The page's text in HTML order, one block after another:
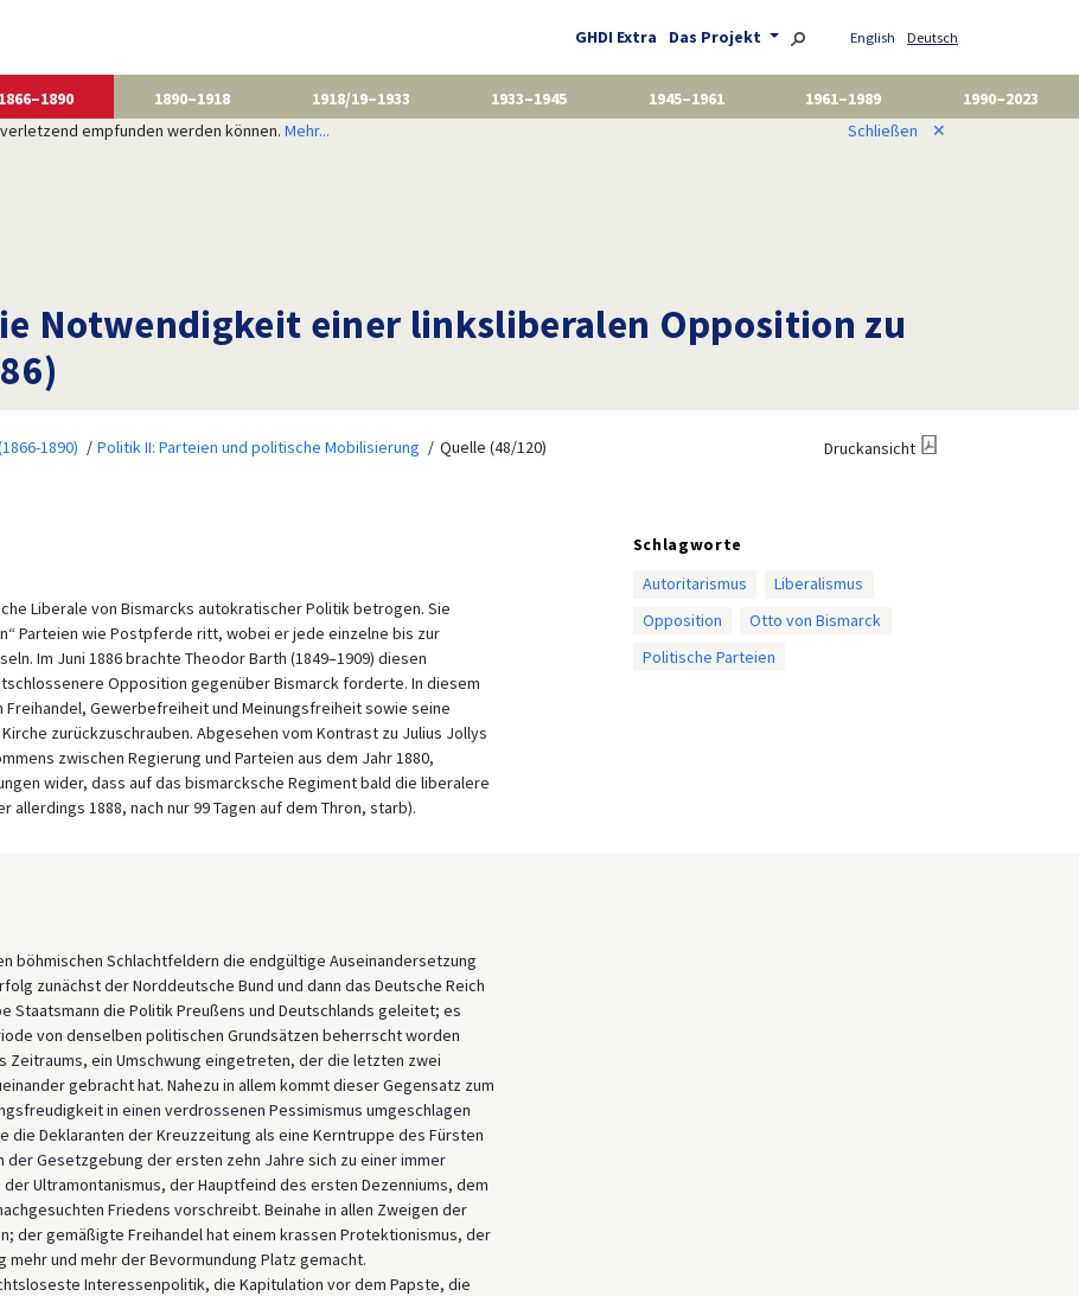
GHDI Extra Das Projekt English Deutsch
1866–1890 1890–1918 1918/19–1933 1933–1945 1945–1961 1961–1989
1990–2023
empfunden werden können. Mehr... Schließen ✕
Notwendigkeit einer linksliberalen Opposition zu
1890) Politik II: Parteien und politische Mobilisierung Quelle (48/120) Druckansicht
Liberale von Bismarcks autokratischer Politik betrogen. Sie
Parteien wie Postpferde ritt, wobei er jede einzelne bis zur
Im Juni 1886 brachte Theodor Barth (1849–1909) diesen
Opposition gegenüber Bismarck forderte. In diesem
Gewerbefreiheit und Meinungsfreiheit sowie seine
zurückzuschrauben. Abgesehen vom Kontrast zu Julius Jollys
zwischen Regierung und Parteien aus dem Jahr 1880,
wider, dass auf das bismarcksche Regiment bald die liberalere
1888, nach nur 99 Tagen auf dem Thron, starb).
Schlagworte
Autoritarismus
Liberalismus
Opposition
Otto von Bismarck
Politische Parteien
böhmischen Schlachtfeldern die endgültige Auseinandersetzung
zunächst der Norddeutsche Bund und dann das Deutsche Reich
Staatsmann die Politik Preußens und Deutschlands geleitet; es
von denselben politischen Grundsätzen beherrscht worden
ein Umschwung eingetreten, der die letzten zwei
gebracht hat. Nahezu in allem kommt dieser Gegensatz zum
in einen verdrossenen Pessimismus umgeschlagen
Deklaranten der Kreuzzeitung als eine Kerntruppe des Fürsten
Gesetzgebung der ersten zehn Jahre sich zu einer immer
Ultramontanismus, der Hauptfeind des ersten Dezenniums, dem
Friedens vorschreibt. Beinahe in allen Zweigen der
der gemäßigte Freihandel hat einem krassen Protektionismus, der
und mehr der Bevormundung Platz gemacht.
Interessenpolitik, die Kapitulation vor dem Papste, die